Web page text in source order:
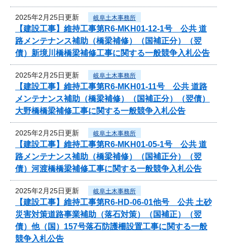
2025年2月25日更新 岐阜土木事務所
【建設工事】維持工事第R6-MKH01-12-1号 公共 道
路メンテナンス補助（橋梁補修）（国補正分）（翌
債）新境川橋橋梁補修工事に関する一般競争入札公告
2025年2月25日更新 岐阜土木事務所
【建設工事】維持工事第R6-MKH01-11号 公共 道路
メンテナンス補助（橋梁補修）（国補正分）（翌債）
大野橋橋梁補修工事に関する一般競争入札公告
2025年2月25日更新 岐阜土木事務所
【建設工事】維持工事第R6-MKH01-05-1号 公共 道
路メンテナンス補助（橋梁補修）（国補正分）（翌
債）河渡橋橋梁補修工事に関する一般競争入札公告
2025年2月25日更新 岐阜土木事務所
【建設工事】維持工事第R6-HD-06-01他号 公共 土砂
災害対策道路事業補助（落石対策）（国補正）（翌
債）他（国）157号落石防護柵設置工事に関する一般
競争入札公告